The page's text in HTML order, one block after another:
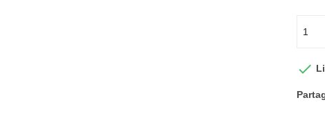
Poids
